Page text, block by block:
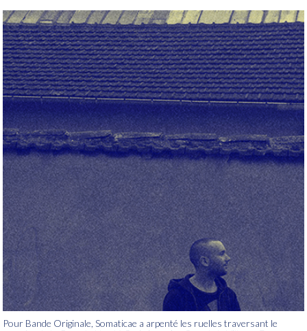
Pour Bande Originale, Somaticae a arpenté les ruelles traversant le